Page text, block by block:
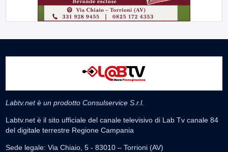
Labtv.net è un prodotto Consulservice S.r.l.
Labtv.net è il sito ufficiale del canale televisivo di Lab Tv canale 84
del digitale terrestre Regione Campania
Sede legale: Via Chiaio, 5 - 83010 – Torrioni (AV)